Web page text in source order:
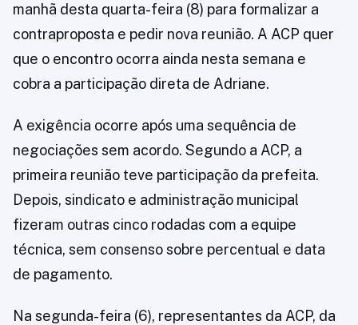
manhã desta quarta-feira (8) para formalizar a
contraproposta e pedir nova reunião. A ACP quer
que o encontro ocorra ainda nesta semana e
cobra a participação direta de Adriane.
A exigência ocorre após uma sequência de
negociações sem acordo. Segundo a ACP, a
primeira reunião teve participação da prefeita.
Depois, sindicato e administração municipal
fizeram outras cinco rodadas com a equipe
técnica, sem consenso sobre percentual e data
de pagamento.
Na segunda-feira (6), representantes da ACP, da